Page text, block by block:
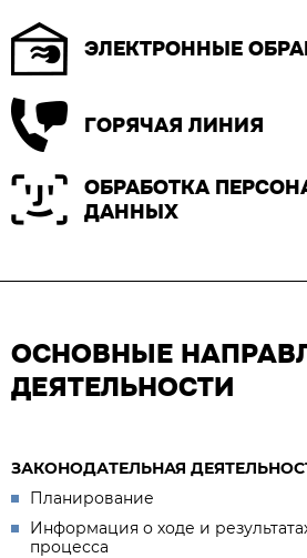
ЭЛЕКТРОННЫЕ
ГОРЯЧАЯ ЛИНИЯ
ОБРАБОТКА
ДАННЫХ
ОСНОВНЫЕ
ДЕЯТЕЛЬНОСТИ
ЗАКОНОДАТЕЛЬНАЯ
Планирование
Информация о ходе и
процесса